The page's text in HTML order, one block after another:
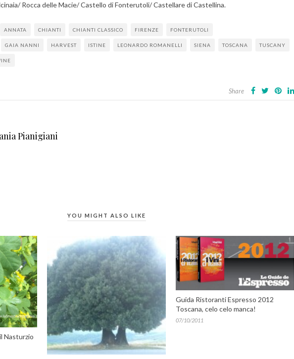
Rocca delle Macie/Castello di Fonterutoli/Castellare di Castellina.
ANNATA CHIANTI CHIANTI CLASSICO FIRENZE FONTERUTOLI
GAIA NANNI HARVEST ISTINE LEONARDO ROMANELLI SIENA TOSCANA TUSCANY
Share
Pianigiani
YOU MIGHT ALSO LIKE
Nasturzio
Guida Ristoranti Espresso 2012
Toscana, celo celo manca!
07/10/2011